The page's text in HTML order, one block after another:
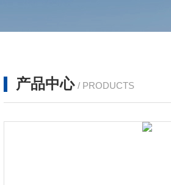
产品中心 / PRODUCTS